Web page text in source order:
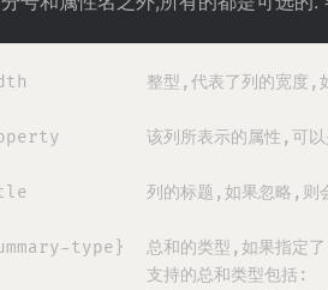
整型,代表了列的宽度,如
该列所表示的属性,可以是
列的标题,如果忽略,则会
type}  总和的类型,如果指定了,
支持的总和类型包括: